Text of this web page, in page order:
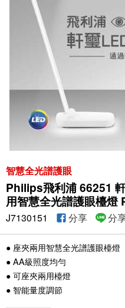
智慧全光譜護眼
Philips飛利浦 66251
用智慧全光譜護眼檯燈
J7130151 分享 分
● 座夾兩用智慧全光譜護眼檯燈
● AA級照度均勻
● 可座夾兩用檯燈
● 智能量度調節